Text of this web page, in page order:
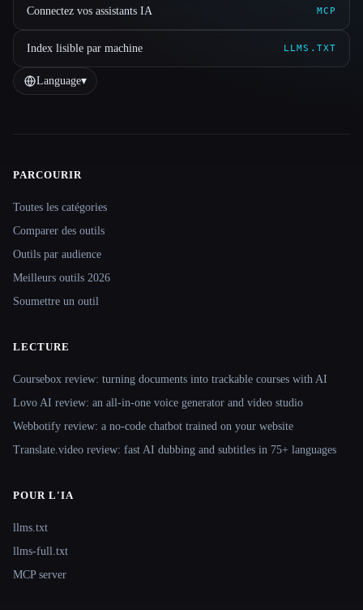
Connectez vos assistants IA MCP
Index lisible par machine LLMS.TXT
Language▾
Site navigation
PARCOURIR
Toutes les catégories
Comparer des outils
Outils par audience
Meilleurs outils 2026
Soumettre un outil
LECTURE
Coursebox review: turning documents into trackable courses with AI
Lovo AI review: an all-in-one voice generator and video studio
Webbotify review: a no-code chatbot trained on your website
Translate.video review: fast AI dubbing and subtitles in 75+ languages
POUR L'IA
llms.txt
llms-full.txt
MCP server